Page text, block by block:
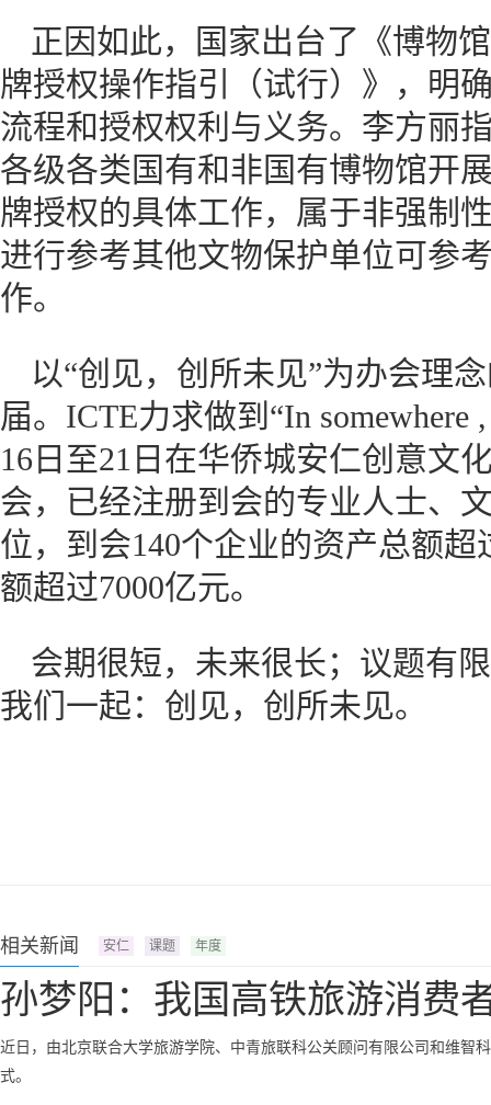
正因如此，国家出台了《博物
牌授权操作指引（试行）》，明
流程和授权权利与义务。李方丽
各级各类国有和非国有博物馆开
牌授权的具体工作，属于非强制
进行参考其他文物保护单位可参
作。
以“创见，创所未见”为办会理
届。ICTE力求做到“In somewhere
16日至21日在华侨城安仁创意文
会，已经注册到会的专业人士、
位，到会140个企业的资产总额超
额超过7000亿元。
会期很短，未来很长；议题有
我们一起：创见，创所未见。
相关新闻 安仁 课题 年度
孙梦阳：我国高铁旅游消费
近日，由北京联合大学旅游学院、中青旅联科公关顾问有限公司和维智
式。